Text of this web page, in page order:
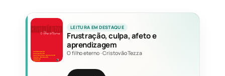
LEITURA EM DESTAQUE
Frustração, culpa, afeto e
aprendizagem
O filho eterno·Cristovão Tezza